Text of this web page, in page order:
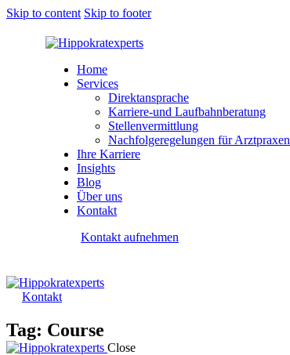
Skip to content Skip to footer
Home
Services
Direktansprache
Karriere-und Laufbahnberatung
Stellenvermittlung
Nachfolgeregelungen für Arztpraxen
Ihre Karriere
Insights
Blog
Über uns
Kontakt
Kontakt aufnehmen
Kontakt
Tag: Course
Close